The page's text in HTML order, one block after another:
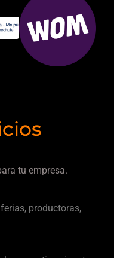
tu empresa.
productoras,